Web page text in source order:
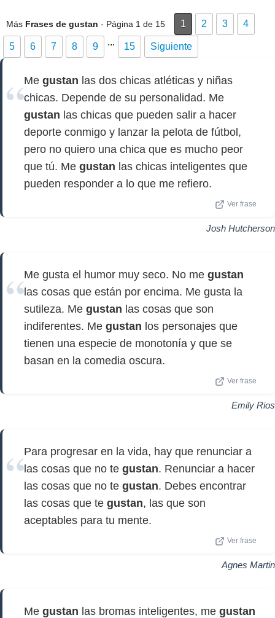
Más Frases de gustan - Página 1 de 15 1 2 3 4
5 6 7 8 9 ... 15 Siguiente
Me gustan las dos chicas atléticas y niñas
chicas. Depende de su personalidad. Me
gustan las chicas que pueden salir a hacer
deporte conmigo y lanzar la pelota de fútbol, ​​
pero no quiero una chica que es mucho peor
que tú. Me gustan las chicas inteligentes que
pueden responder a lo que me refiero.
Ver frase
Josh Hutcherson
Me gusta el humor muy seco. No me gustan
las cosas que están por encima. Me gusta la
sutileza. Me gustan las cosas que son
indiferentes. Me gustan los personajes que
tienen una especie de monotonía y que se
basan en la comedia oscura.
Ver frase
Emily Rios
Para progresar en la vida, hay que renunciar a
las cosas que no te gustan. Renunciar a hacer
las cosas que no te gustan. Debes encontrar
las cosas que te gustan, las que son
aceptables para tu mente.
Ver frase
Agnes Martin
Me gustan las bromas inteligentes, me gustan